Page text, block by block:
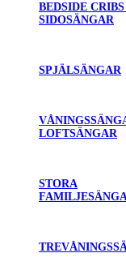
BEDSIDE
SIDOSÄNGAR
SPJÄLSÄNGAR
LOFTSÄNGAR
STORA